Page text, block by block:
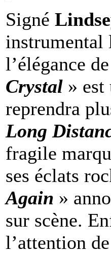
Signé
instrumental
l’élégance
Crystal »
reprendra
Long
fragile
ses éclats
Again »
sur scène.
l’attention